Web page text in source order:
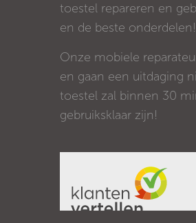
toestel repareren en
en de beste onderdelen!
Onze mobiele
en gaan een uitdaging
toestel zal binnen 30
gebruiksklaar zijn!